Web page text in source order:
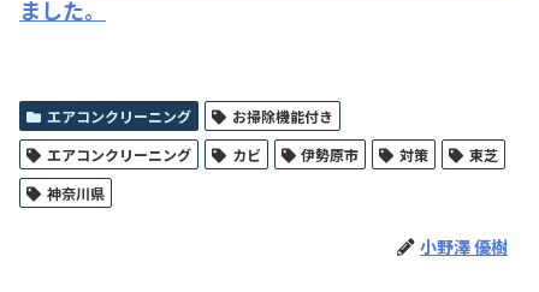
ました。
エアコンクリーニング
お掃除機能付き
エアコンクリーニング
カビ 伊勢原市 対策
東芝
神奈川県
小野澤 優樹